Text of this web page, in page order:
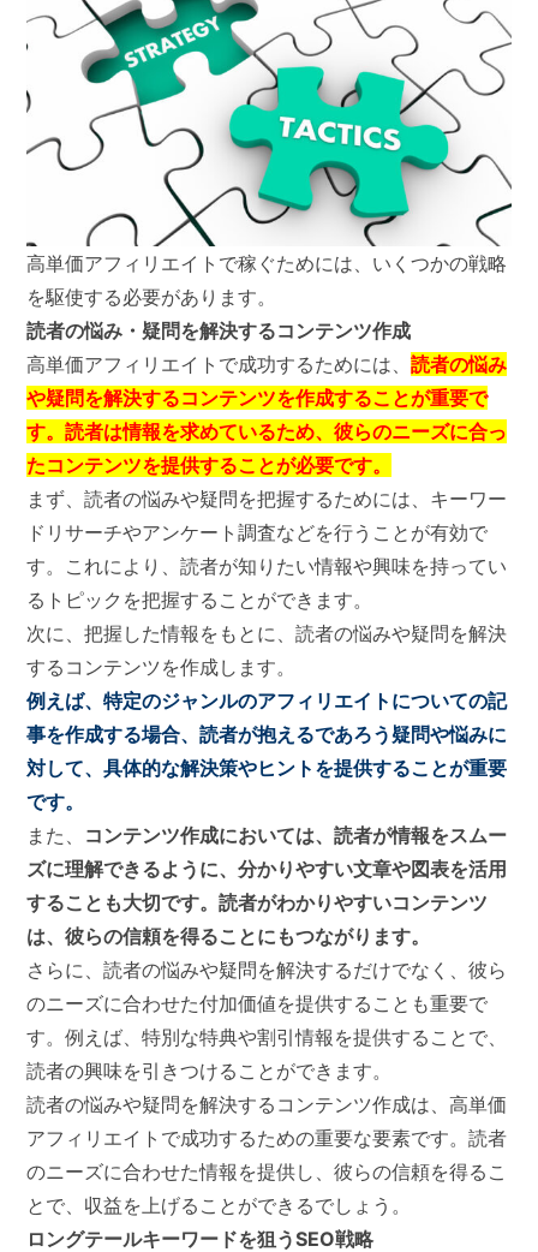
高単価アフィリエイトで稼ぐためには、いくつかの戦略
を駆使する必要があります。
読者の悩み・疑問を解決するコンテンツ作成
高単価アフィリエイトで成功するためには、読者の悩み
や疑問を解決するコンテンツを作成することが重要で
す。読者は情報を求めているため、彼らのニーズに合っ
たコンテンツを提供することが必要です。
まず、読者の悩みや疑問を把握するためには、キーワー
ドリサーチやアンケート調査などを行うことが有効で
す。これにより、読者が知りたい情報や興味を持ってい
るトピックを把握することができます。
次に、把握した情報をもとに、読者の悩みや疑問を解決
するコンテンツを作成します。
例えば、特定のジャンルのアフィリエイトについての記
事を作成する場合、読者が抱えるであろう疑問や悩みに
対して、具体的な解決策やヒントを提供することが重要
です。
また、 コンテンツ作成においては、読者が情報をスムー
ズに理解できるように、分かりやすい文章や図表を活用
することも大切です。読者がわかりやすいコンテンツ
は、彼らの信頼を得ることにもつながります。
さらに、読者の悩みや疑問を解決するだけでなく、彼ら
のニーズに合わせた付加価値を提供することも重要で
す。例えば、特別な特典や割引情報を提供することで、
読者の興味を引きつけることができます。
読者の悩みや疑問を解決するコンテンツ作成は、高単価
アフィリエイトで成功するための重要な要素です。読者
のニーズに合わせた情報を提供し、彼らの信頼を得るこ
とで、収益を上げることができるでしょう。
ロングテールキーワードを狙うSEO戦略